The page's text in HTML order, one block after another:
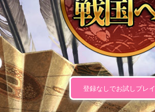
登録なしでお試しプレイ